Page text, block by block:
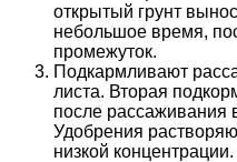
открытый грунт
небольшое время,
промежуток.
Подкармливают
листа. Вторая
после рассаживания
Удобрения
низкой концентрации.